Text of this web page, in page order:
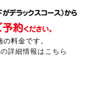
料金です。
詳細情報はこちら